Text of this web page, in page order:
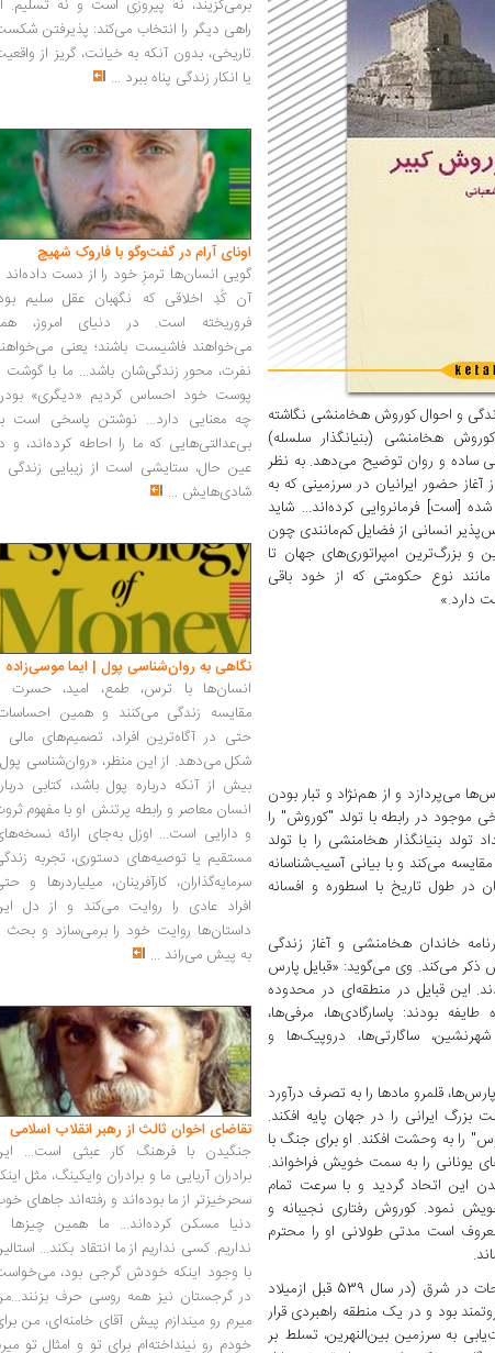
و احوال کوروش هخامنشی نگاشته
هخامنشی (بنیانگذار سلسله)
ساده و روان توضیح می‌دهد. به نظر
حضور ایرانیان در سرزمینی که به
[است] فرمانروایی کرده‌اند... شاید
انسانی از فضایل کم‌مانندی چون
و بزرگ‌ترین امپراتوری‌های جهان تا
مانند نوع حکومتی که از خود باقی
دارد.»
می‌پردازد و از هم‌نژاد و ‌تبار بودن
موجود در رابطه با تولد "کوروش" را
بنیانگذار هخامنشی را با تولد
می‌کند و با بیانی آسیب‌شناسانه
در طول تاریخ با اسطوره و افسانه
خاندان هخامنشی و آغاز زندگی
می‌کند. وی می‌گوید: «قبایل پارس
این قبایل در منطقه‌ای در محدوده
بودند: پاسارگادی‌ها، مرفی‌ها،
شهرنشین، ساگارتی‌ها، دروپیک‌ها و
قلمرو مادها را به تصرف درآورد
ایرانی را در جهان پایه افکند.
را به وحشت افکند. او برای جنگ با
یونانی را به سمت خویش فراخواند.
این اتحاد گردید و با سرعت تمام
نمود. کوروش رفتاری نجیبانه و
است مدتی طولانی او را محترم
امپراتور پس از بازگشت به ایران و انجام اصلاحات در شرق (در سال 539 قبل ازمیلاد
بود و در یک منطقه راهبردی قرار
به سرزمین بین‌النهرین، تسلط بر
برمی‌گزیند، نه پیروزی است و نه تسلیم.
راهی دیگر را انتخاب می‌کند: پذیرفتن
تاریخی، بدون آنکه به خیانت، گریز از
یا انکار زندگی پناه ببرد ...
اونای آرام در گفت‌وگو با فاروک شهیچ‭
گویی انسان‌ها ترمزِ خود را از دست داده‌اند
آن کُدِ اخلاقی که نگهبان عقل سلیم
فروریخته است. در دنیای امروز،
می‌خواهند فاشیست باشند؛ یعنی
نفرت، محورِ زندگی‌شان باشد... ما با گوشت
پوست خود احساس کردیم «دیگری»
چه معنایی دارد... نوشتن پاسخی است
بی‌عدالتی‌هایی که ما را احاطه کرده‌اند، و
عین حال، ستایشی است از زیبایی زندگی
شادی‌هایش ...
نگاهی به روان‌شناسی پول | ایما موسی‌زاده
انسان‌ها با ترس، طمع، امید، حسرت
مقایسه زندگی می‌کنند و همین
حتی در آگاه‌ترین افراد، تصمیم‌های مالی
شکل می‌دهد. از این منظر، «روان‌شناسی
بیش از آنکه درباره پول باشد، کتابی
انسان معاصر و رابطه پرتنش او با مفهوم
و دارایی است... اوزل به‌جای ارائه
مستقیم یا توصیه‌های دستوری، تجربه
سرمایه‌گذاران، کارآفرینان، میلیاردرها و
افراد عادی را روایت می‌کند و از دل
داستان‌ها روایت خود را برمی‌سازد و بحث
به پیش می‌راند ...
تقاضای اخوان ثالث از رهبر انقلاب اسلامی
جنگیدن با فرهنگ کار عبثی است...
برادران آریایی ما و برادران وایکینگ، مثل
سحرخیزتر از ما بوده‌اند و رفته‌اند جاهای
دنیا مسکن کرده‌اند... ما همین چیزها
نداریم. کسی نداریم از ما انتقاد بکند...
با وجود اینکه خودش گرجی بود،
در گرجستان نیز همه روسی حرف
میرم رو میندازم پیش آقای خامنه‌ای، من
خودم رو نینداخته‌ام برای تو و امثال تو